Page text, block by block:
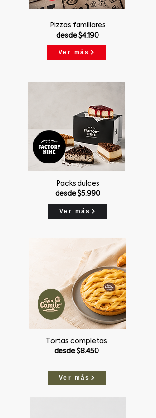
Pizzas familiares
desde $4.190
Ver más
Packs dulces
desde $5.990
Ver más
Tortas completas
desde $8.450
Ver más